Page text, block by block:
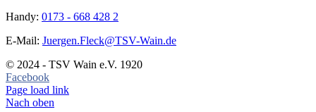
Handy: 0173 - 668 428 2
E-Mail: Juergen.Fleck@TSV-Wain.de
© 2024 - TSV Wain e.V. 1920
Facebook
Page load link
Nach oben